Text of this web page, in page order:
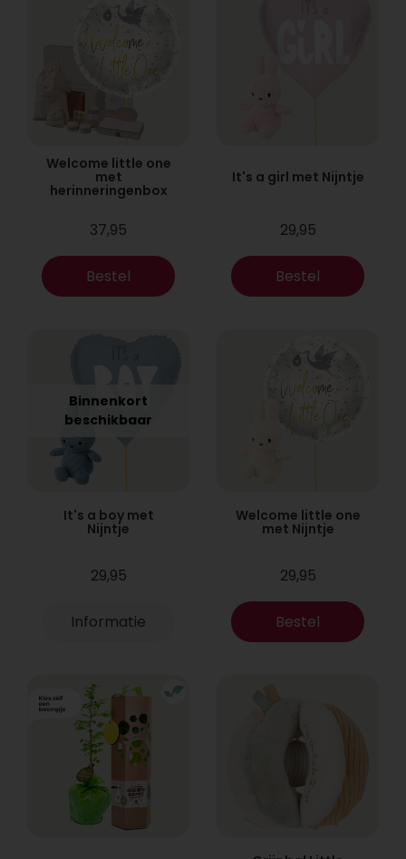
Welcome little one
met
herinneringenbox
37,95
Bestel
It's a girl met Nijntje
29,95
Bestel
Binnenkort
beschikbaar
It's a boy met
Nijntje
29,95
Informatie
Welcome little one
met Nijntje
29,95
Bestel